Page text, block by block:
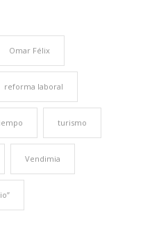
Omar Félix
reforma laboral
turismo
Vendimia